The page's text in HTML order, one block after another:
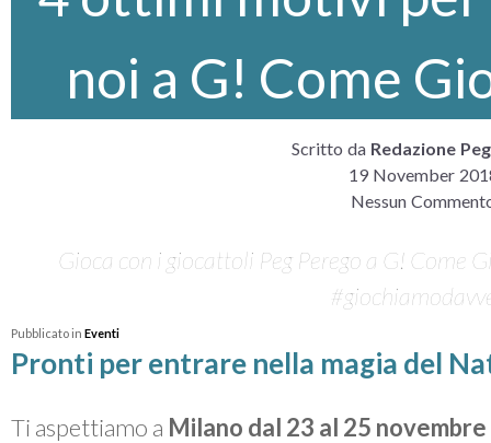
noi a G! Come
Scritto da Redazione
19 November
Nessun
Gioca con i giocattoli Peg Perego a G! Come
Pubblicato in Eventi
Pronti per entrare nella magia del
Ti aspettiamo a Milano dal 23 al 25 novembre